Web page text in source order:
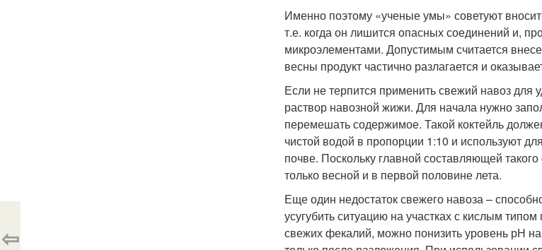
Именно поэтому «ученые умы» советуют
т.е. когда он лишится опасных соединений и,
микроэлементами. Допустимым считается
весны продукт частично разлагается и
Если не терпится применить свежий навоз для
раствор навозной жижи. Для начала нужно
перемешать содержимое. Такой коктейль
чистой водой в пропорции 1:10 и используют
почве. Поскольку главной составляющей
только весной и в первой половине лета.
Еще один недостаток свежего навоза –
усугубить ситуацию на участках с кислым
свежих фекалий, можно понизить уровень рН
⇦